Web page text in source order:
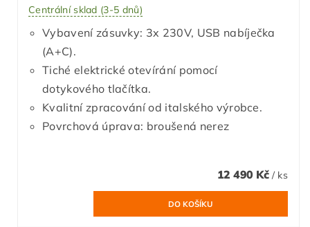
Centrální sklad (3-5 dnů)
Vybavení zásuvky: 3x 230V, USB nabíječka
(A+C).
Tiché elektrické otevírání pomocí
dotykového tlačítka.
Kvalitní zpracování od italského výrobce.
Povrchová úprava: broušená nerez
12 490 Kč / ks